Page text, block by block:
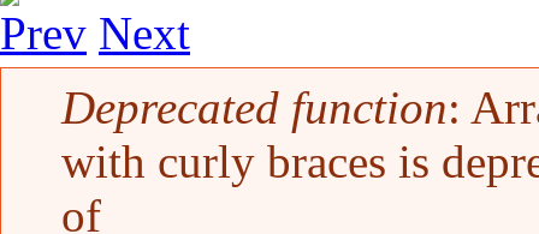
Prev Next
Fehlermeldung
Deprecated function:
with curly braces is
of